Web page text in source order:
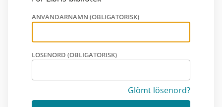
ANVÄNDARNAMN (OBLIGATORISK)
LÖSENORD (OBLIGATORISK)
Glömt lösenord?